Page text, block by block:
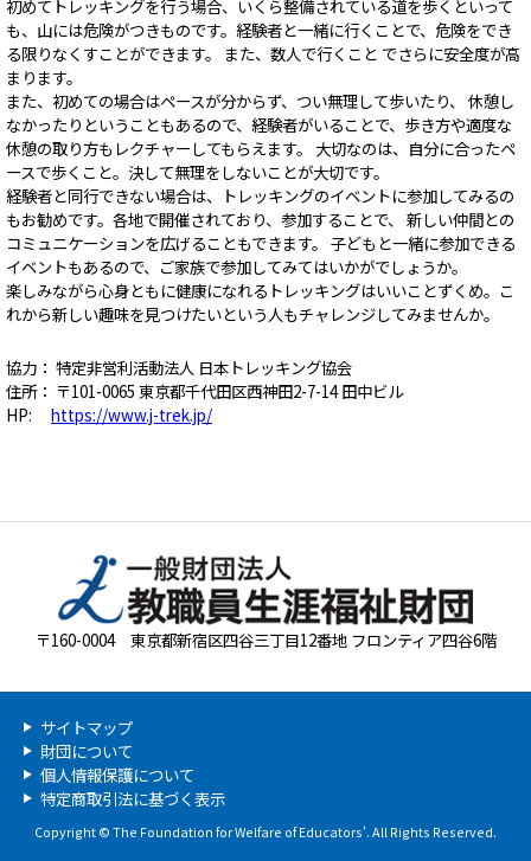
初めてトレッキングを行う場合、いくら整備されている道を歩くといって
も、山には危険がつきものです。経験者と一緒に行くことで、危険をでき
る限りなくすことができます。 また、数人で行くこと でさらに安全度が高
まります。
また、初めての場合はペースが分からず、つい無理して歩いたり、 休憩し
なかったりということもあるので、経験者がいることで、歩き方や適度な
休憩の取り方もレクチャーしてもらえます。 大切なのは、自分に合ったペ
ースで歩くこと。決して無理をしないことが大切です。
経験者と同行できない場合は、トレッキングのイベントに参加してみるの
もお勧めです。各地で開催されており、参加することで、 新しい仲間との
コミュニケーションを広げることもできます。 子どもと一緒に参加できる
イベントもあるので、ご家族で参加してみてはいかがでしょうか。
楽しみながら心身ともに健康になれるトレッキングはいいことずくめ。こ
れから新しい趣味を見つけたいという人もチャレンジしてみませんか。
協力： 特定非営利活動法人 日本トレッキング協会
住所： 〒101-0065 東京都千代田区西神田2-7-14 田中ビル
HP: https://www.j-trek.jp/
〒160-0004 東京都新宿区四谷三丁目12番地 フロンティア四谷6階
サイトマップ
財団について
個人情報保護について
特定商取引法に基づく表示
Copyright © The Foundation for Welfare of Educators'. All Rights Reserved.